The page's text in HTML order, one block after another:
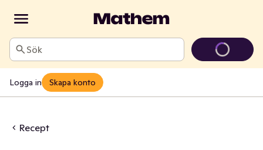
Sök
Logga in Skapa konto
Recept